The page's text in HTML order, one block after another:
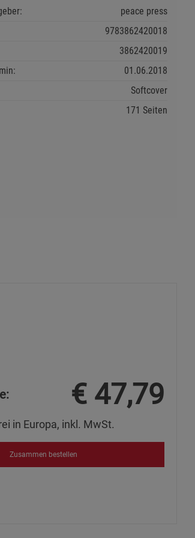
peace press
9783862420018
3862420019
01.06.2018
Softcover
171 Seiten
€ 47,79
in Europa, inkl. MwSt.
Zusammen bestellen